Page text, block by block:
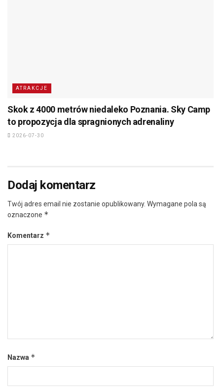
ATRAKCJE
Skok z 4000 metrów niedaleko Poznania. Sky Camp
to propozycja dla spragnionych adrenaliny
2026-07-30
Dodaj komentarz
Twój adres email nie zostanie opublikowany. Wymagane pola są
oznaczone *
Komentarz *
Nazwa *